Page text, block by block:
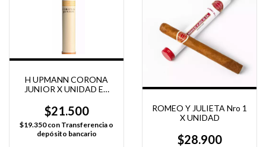
H UPMANN CORONA
JUNIOR X UNIDAD EN
$21.500
$19.350con Transferencia o
depósito bancario
ROMEO Y JULIETA Nro 1
X UNIDAD
$28.900